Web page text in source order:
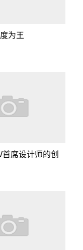
为王
首席设计师的创